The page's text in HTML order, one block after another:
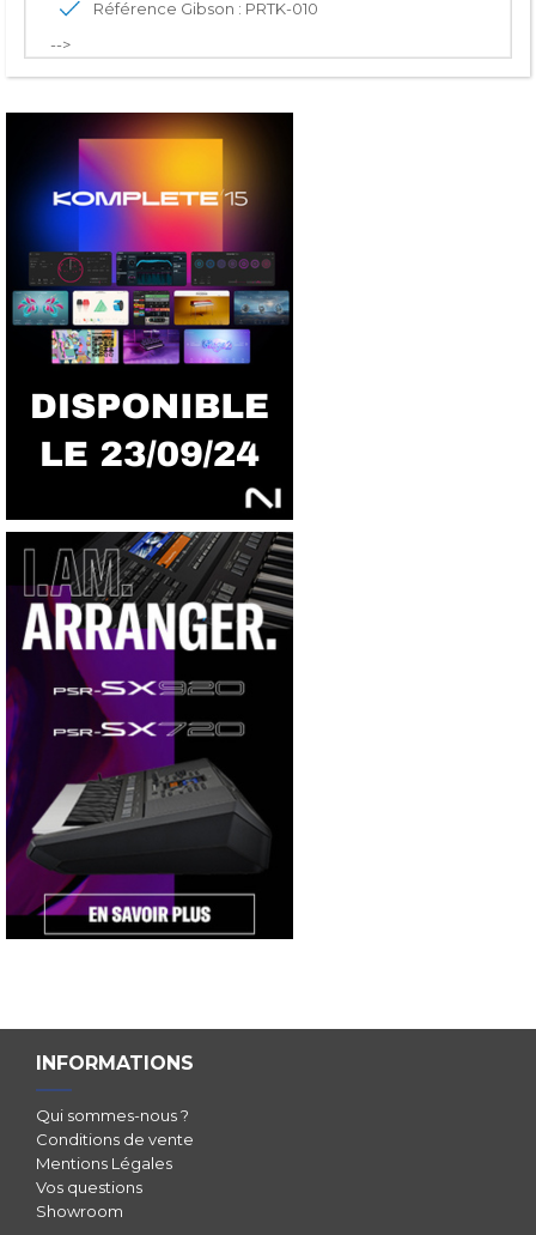
Référence Gibson : PRTK-010
-->
INFORMATIONS
Qui sommes-nous ?
Conditions de vente
Mentions Légales
Vos questions
Showroom